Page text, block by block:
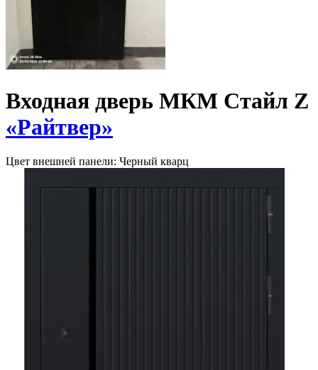
Входная дверь МКМ Стайл Z
«Райтвер»
Цвет внешней панели: Черный кварц